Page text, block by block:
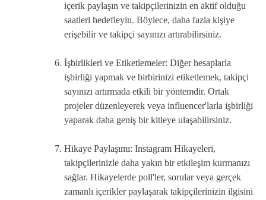
içerik paylaşın ve takipçilerinizin en aktif olduğu
saatleri hedefleyin. Böylece, daha fazla kişiye
erişebilir ve takipçi sayınızı artırabilirsiniz.
İşbirlikleri ve Etiketlemeler: Diğer hesaplarla
işbirliği yapmak ve birbirinizi etiketlemek, takipçi
sayınızı artırmada etkili bir yöntemdir. Ortak
projeler düzenleyerek veya influencer'larla işbirliği
yaparak daha geniş bir kitleye ulaşabilirsiniz.
Hikaye Paylaşımı: Instagram Hikayeleri,
takipçilerinizle daha yakın bir etkileşim kurmanızı
sağlar. Hikayelerde poll'ler, sorular veya gerçek
zamanlı içerikler paylaşarak takipçilerinizin ilgisini